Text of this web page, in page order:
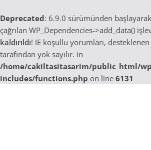
Deprecated: 6.9.0 sürümünden
çağrılan WP_Dependencies->add_data()
kaldırıldı! IE koşullu yorumları, desteklenen
tarafından yok sayılır. in
/home/cakiltasitasarim/public_html/
includes/functions.php on line 6131